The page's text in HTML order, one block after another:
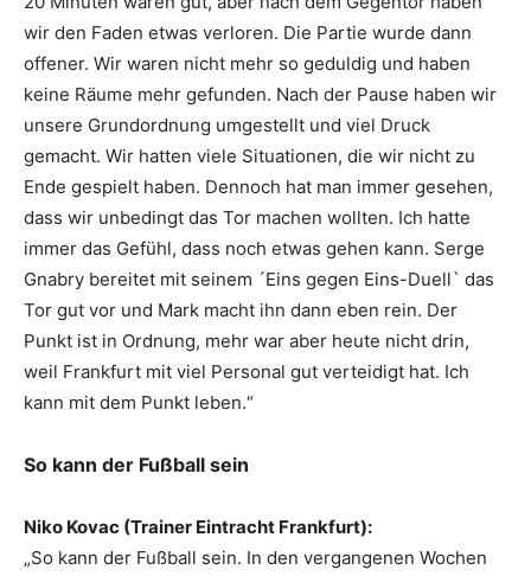
wir den Faden etwas verloren. Die Partie wurde dann
offener. Wir waren nicht mehr so geduldig und haben
keine Räume mehr gefunden. Nach der Pause haben wir
unsere Grundordnung umgestellt und viel Druck
gemacht. Wir hatten viele Situationen, die wir nicht zu
Ende gespielt haben. Dennoch hat man immer gesehen,
dass wir unbedingt das Tor machen wollten. Ich hatte
immer das Gefühl, dass noch etwas gehen kann. Serge
Gnabry bereitet mit seinem ´Eins gegen Eins-Duell` das
Tor gut vor und Mark macht ihn dann eben rein. Der
Punkt ist in Ordnung, mehr war aber heute nicht drin,
weil Frankfurt mit viel Personal gut verteidigt hat. Ich
kann mit dem Punkt leben.“
So kann der Fußball sein
Niko Kovac (Trainer Eintracht Frankfurt):
„So kann der Fußball sein. In den vergangenen Wochen